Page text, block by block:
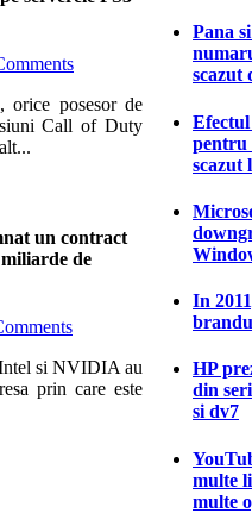
orice posesor de
Call of Duty
un contract
de
si NVIDIA au
prin care este
Pana
scazut
pentru
scazut
In
HP
din
si dv7
multe
multe